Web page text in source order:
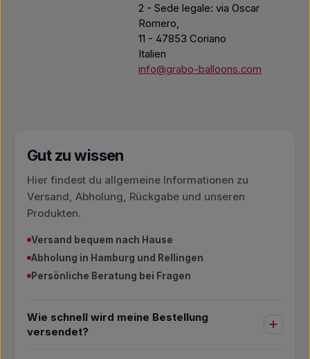
2 - Sede legale: via Oscar
Romero,
11 - 47853 Coriano
Italien
info@grabo-balloons.com
Gut zu wissen
Hier findest du allgemeine Informationen zu
Versand, Abholung, Rückgabe und unseren
Produkten.
Versand bequem nach Hause
Abholung in Hamburg und Rellingen
Persönliche Beratung bei Fragen
Wie schnell wird meine Bestellung
versendet?